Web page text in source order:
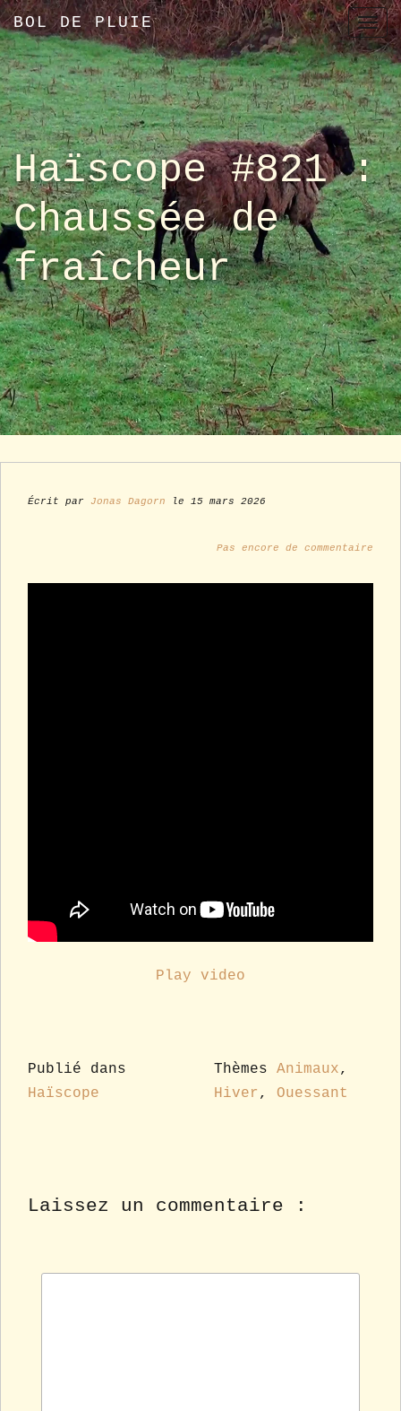
T
o
g
g
l
e
n
a
v
i
g
a
t
i
o
n
BOL DE PLUIE
Haïscope #821 :
Chaussée de
fraîcheur
Écrit par Jonas Dagorn le 15 mars 2026
Pas encore de commentaire
Play video
Publié dans
Haïscope
Thèmes Animaux,
Hiver , Ouessant
Laissez un commentaire :